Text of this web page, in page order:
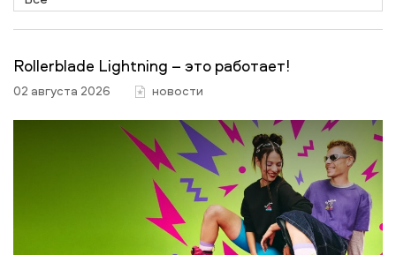
Rollerblade Lightning – это работает!
02 августа 2026 новости